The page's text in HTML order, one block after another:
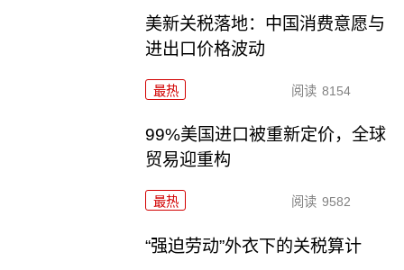
美新关税落地：中国消费意愿与
进出口价格波动
最热 阅读 8154
99%美国进口被重新定价，全球
贸易迎重构
最热 阅读 9582
“强迫劳动”外衣下的关税算计